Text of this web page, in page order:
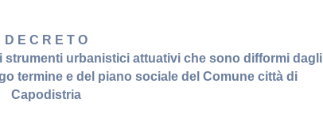
D E C R E T O
strumenti urbanistici attuativi che sono difformi dagli
termine e del piano sociale del Comune città di
Capodistria